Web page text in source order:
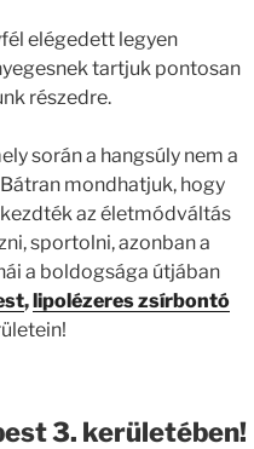
elégedett legyen
tartjuk pontosan
részedre.
során a hangsúly nem a
mondhatjuk, hogy
az életmódváltás
sportolni, azonban a
a boldogsága útjában
,lipolézeres zsírbontó
3. kerületében!